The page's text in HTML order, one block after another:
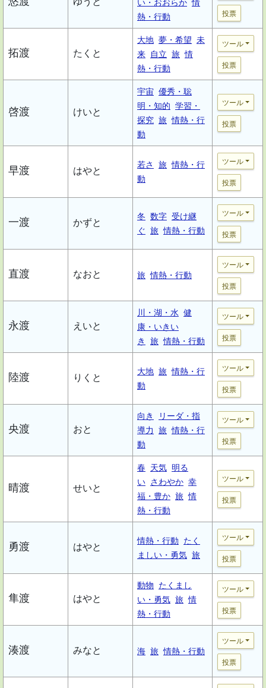
い・おおらか 情
熱・行動
投票
拓渡 たくと
大地 夢・希望 未
来
自立 旅 情
熱・行動
ツール
投票
啓渡 けいと
宇宙 優秀・聡
明・知的 学習・
探究 旅 情熱・行
動
ツール
投票
早渡 はやと
若さ 旅 情熱・行
動
ツール
投票
一渡 かずと
冬 数字 受け継
ぐ 旅 情熱・行動
ツール
投票
直渡 なおと 旅 情熱・行動
ツール
投票
永渡 えいと
川・湖・水 健
康・いきい
き
旅 情熱・行動
ツール
投票
陸渡 りくと
大地 旅 情熱・行
動
ツール
投票
央渡 おと
向き
リーダ・指
導力
旅 情熱・行
動
ツール
投票
晴渡 せいと
春 天気 明る
い さわやか 幸
福・豊か 旅 情
熱・行動
ツール
投票
勇渡 はやと
情熱・行動
たく
ましい・勇気 旅
ツール
投票
隼渡 はやと
動物
たくまし
い・勇気 旅 情
熱・行動
ツール
投票
湊渡 みなと 海 旅 情熱・行動
ツール
投票